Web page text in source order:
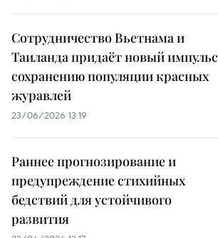
Сотрудничество Вьетнама и
Таиланда придаёт новый импульс
сохранению популяции красных
журавлей
23/06/2026 13:19
Раннее прогнозирование и
предупреждение стихийных
бедствий для устойчивого
развития